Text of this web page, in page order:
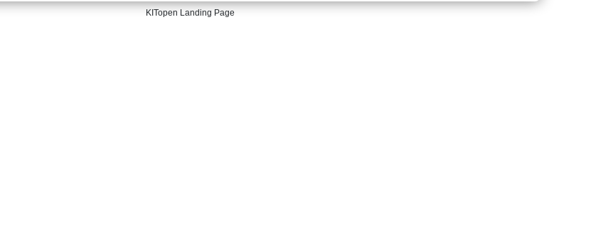
KITopen Landing Page